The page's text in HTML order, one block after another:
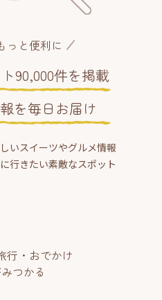
っと便利に
90,000件を掲載
を毎日お届け
いスイーツやグルメ情報
行きたい素敵なスポット
行・おでかけ
つかる